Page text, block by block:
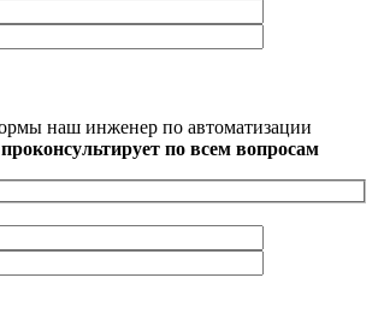
наш инженер по автоматизации
по всем вопросам